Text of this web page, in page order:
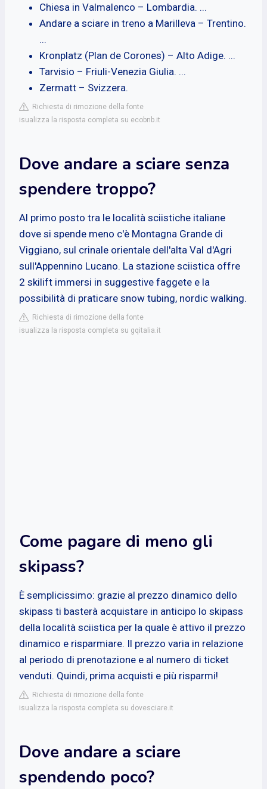
Chiesa in Valmalenco – Lombardia. ...
Andare a sciare in treno a Marilleva – Trentino.
...
Kronplatz (Plan de Corones) – Alto Adige. ...
Tarvisio – Friuli-Venezia Giulia. ...
Zermatt – Svizzera.
Richiesta di rimozione della fonte
isualizza la risposta completa su ecobnb.it
Dove andare a sciare senza
spendere troppo?
Al primo posto tra le località sciistiche italiane
dove si spende meno c'è Montagna Grande di
Viggiano, sul crinale orientale dell'alta Val d'Agri
sull'Appennino Lucano. La stazione sciistica offre
2 skilift immersi in suggestive faggete e la
possibilità di praticare snow tubing, nordic walking.
Richiesta di rimozione della fonte
isualizza la risposta completa su gqitalia.it
Come pagare di meno gli
skipass?
È semplicissimo: grazie al prezzo dinamico dello
skipass ti basterà acquistare in anticipo lo skipass
della località sciistica per la quale è attivo il prezzo
dinamico e risparmiare. Il prezzo varia in relazione
al periodo di prenotazione e al numero di ticket
venduti. Quindi, prima acquisti e più risparmi!
Richiesta di rimozione della fonte
isualizza la risposta completa su dovesciare.it
Dove andare a sciare
spendendo poco?